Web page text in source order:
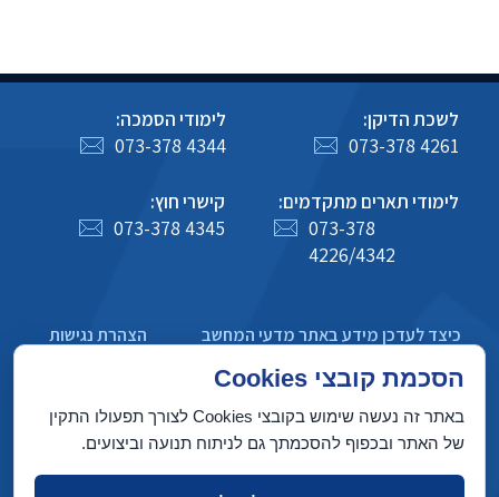
לשכת הדיקן:
073-378 4261
לימודי הסמכה:
073-378 4344
לימודי תארים מתקדמים:
073-378
4226/4342
קישרי חוץ:
073-378 4345
כיצד לעדכן מידע באתר מדעי המחשב
הצהרת נגישות
מדיניות פרטיות הסכמת קובצי Cookies
באתר זה נעשה שימוש בקובצי Cookies לצורך תפעולו התקין
של האתר ובכפוף להסכמתך גם לניתוח תנועה וביצועים.